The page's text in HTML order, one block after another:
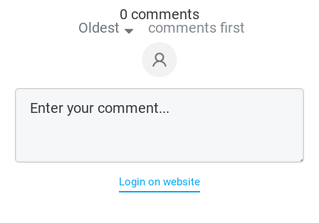
0 comments
Oldest comments first
Login on website